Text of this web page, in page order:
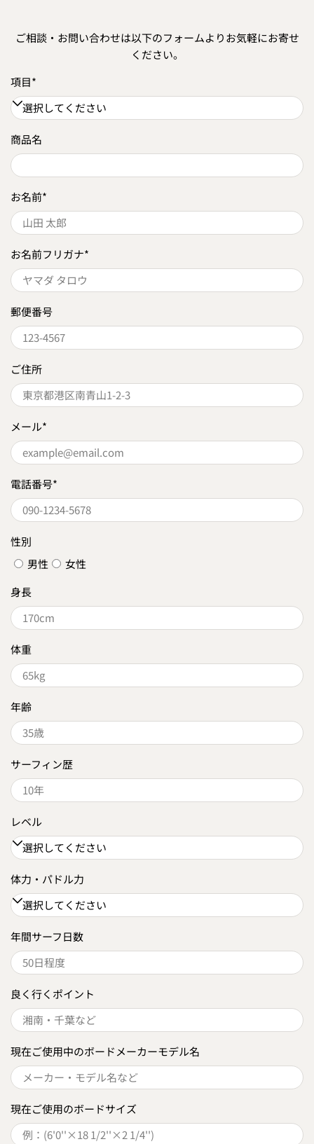
ご相談・お問い合わせは以下のフォームよりお気軽にお寄せ
ください。
項目*
商品名
お名前*
お名前フリガナ*
郵便番号
ご住所
メール*
電話番号*
性別
男性
女性
身長
体重
年齢
サーフィン歴
レベル
体力・パドル力
年間サーフ日数
良く行くポイント
現在ご使用中のボードメーカーモデル名
現在ご使用のボードサイズ